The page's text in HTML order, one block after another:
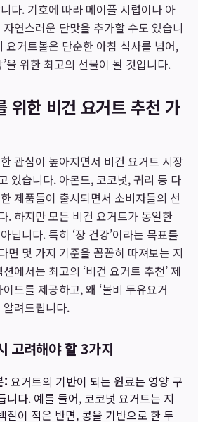
다. 기호에 따라 메이플 시럽이나 아
연스러운 단맛을 추가할 수도 있습니
요거트볼은 단순한 아침 식사를 넘어,
을 위한 최고의 선물이 될 것입니다.
위한 비건 요거트 추천 가
관심이 높아지면서 비건 요거트 시장
있습니다. 아몬드, 코코넛, 귀리 등 다
제품들이 출시되면서 소비자들의 선
. 하지만 모든 비건 요거트가 동일한
닙니다. 특히 ‘장 건강’이라는 목표를
면 몇 가지 기준을 꼼꼼히 따져보는 지
에서는 최고의 ‘비건 요거트 추천’ 제
드를 제공하고, 왜 ‘볼비 두유요거
알려드립니다.
고려해야 할 3가지
: 요거트의 기반이 되는 원료는 영양 구
니다. 예를 들어, 코코넛 요거트는 지
질이 적은 반면, 콩을 기반으로 한 두